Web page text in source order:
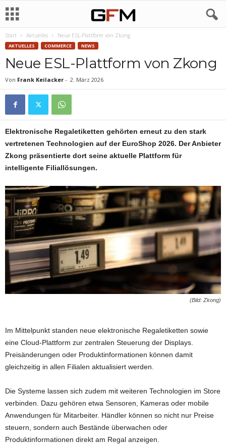
Start Aktuelles Neue ESL-Plattform von Zkong
AKTUELLES COMMERCE NEWS
Neue ESL-Plattform von Zkong
Von Frank Keilacker - 2. März 2026
Elektronische Regaletiketten gehörten erneut zu den stark
vertretenen Technologien auf der EuroShop 2026. Der Anbieter
Zkong präsentierte dort seine aktuelle Plattform für
intelligente Filiallösungen.
(Bild: Zkong)
Im Mittelpunkt standen neue elektronische Regaletiketten sowie
eine Cloud-Plattform zur zentralen Steuerung der Displays.
Preisänderungen oder Produktinformationen können damit
gleichzeitig in allen Filialen aktualisiert werden.
Die Systeme lassen sich zudem mit weiteren Technologien im Store
verbinden. Dazu gehören etwa Sensoren, Kameras oder mobile
Anwendungen für Mitarbeiter. Händler können so nicht nur Preise
steuern, sondern auch Bestände überwachen oder
Produktinformationen direkt am Regal anzeigen.